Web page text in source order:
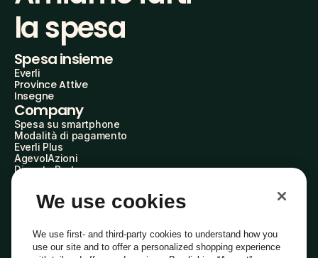
la spesa
Spesa insieme
Everli
Province Attive
Insegne
Company
Spesa su smartphone
Modalità di pagamento
Everli Plus
AgevolAzioni
Diventa Partner
Everli Shoppers
About Us
Everli News
Domande frequenti
Lavora con noi
We use cookies
We use first- and third-party cookies to understand how you
use our site and to offer a personalized shopping experience